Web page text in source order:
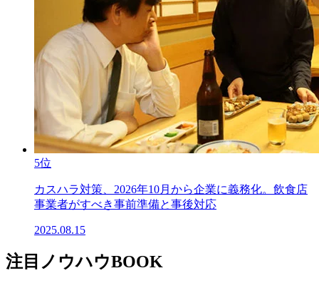
5位
カスハラ対策、2026年10月から企業に義務化。飲食店
事業者がすべき事前準備と事後対応
2025.08.15
注目ノウハウBOOK